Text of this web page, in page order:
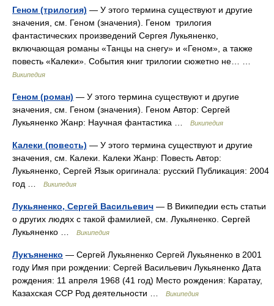
Геном (трилогия) — У этого термина существуют и другие
значения, см. Геном (значения). Геном трилогия
фантастических произведений Сергея Лукьяненко,
включающая романы «Танцы на снегу» и «Геном», а также
повесть «Калеки». События книг трилогии сюжетно не… …
Википедия
Геном (роман) — У этого термина существуют и другие
значения, см. Геном (значения). Геном Автор: Сергей
Лукьяненко Жанр: Научная фантастика …
Википедия
Калеки (повесть) — У этого термина существуют и другие
значения, см. Калеки. Калеки Жанр: Повесть Автор:
Лукьяненко, Сергей Язык оригинала: русский Публикация: 2004
год …
Википедия
Лукьяненко, Сергей Васильевич — В Википедии есть статьи
о других людях с такой фамилией, см. Лукьяненко. Сергей
Лукьяненко …
Википедия
Лукъяненко — Сергей Лукьяненко Сергей Лукьяненко в 2001
году Имя при рождении: Сергей Васильевич Лукьяненко Дата
рождения: 11 апреля 1968 (41 год) Место рождения: Каратау,
Казахская ССР Род деятельности …
Википедия